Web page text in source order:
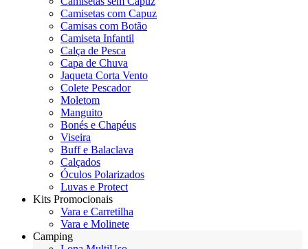
Camisetas com Capuz
Camisas com Botão
Camiseta Infantil
Calça de Pesca
Capa de Chuva
Jaqueta Corta Vento
Colete Pescador
Moletom
Manguito
Bonés e Chapéus
Viseira
Buff e Balaclava
Calçados
Óculos Polarizados
Luvas e Protect
Kits Promocionais
Vara e Carretilha
Vara e Molinete
Camping